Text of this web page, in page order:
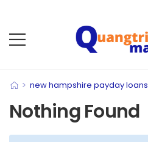
> new hampshire payday loans
Nothing Found